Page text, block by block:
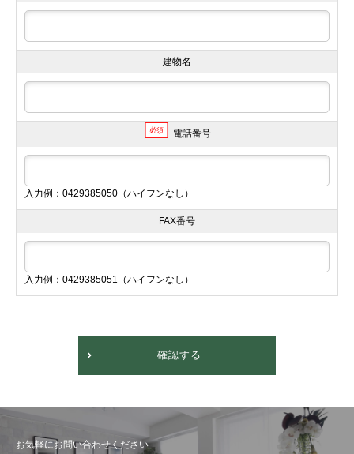
建物名
必須 電話番号
入力例：0429385050（ハイフンなし）
FAX番号
入力例：0429385051（ハイフンなし）
確認する
お気軽にお問い合わせください